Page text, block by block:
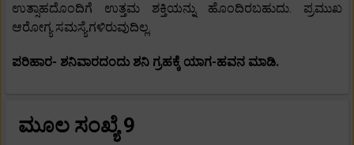
ಉತ್ಸಾಹದೊಂದಿಗೆ ಉತ್ತಮ ಶಕ್ತಿಯನ್ನು ಹೊಂದಿರಬಹುದು. ಪ್ರಮುಖ
ಆರೋಗ್ಯ ಸಮಸ್ಯೆಗಳಿರುವುದಿಲ್ಲ.
ಪರಿಹಾರ- ಶನಿವಾರದಂದು ಶನಿ ಗ್ರಹಕ್ಕೆ ಯಾಗ-ಹವನ ಮಾಡಿ.
ಮೂಲ ಸಂಖ್ಯೆ 9